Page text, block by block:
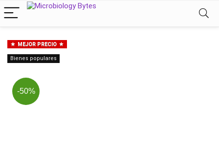
MEJOR PRECIO
Bienes populares
-50%